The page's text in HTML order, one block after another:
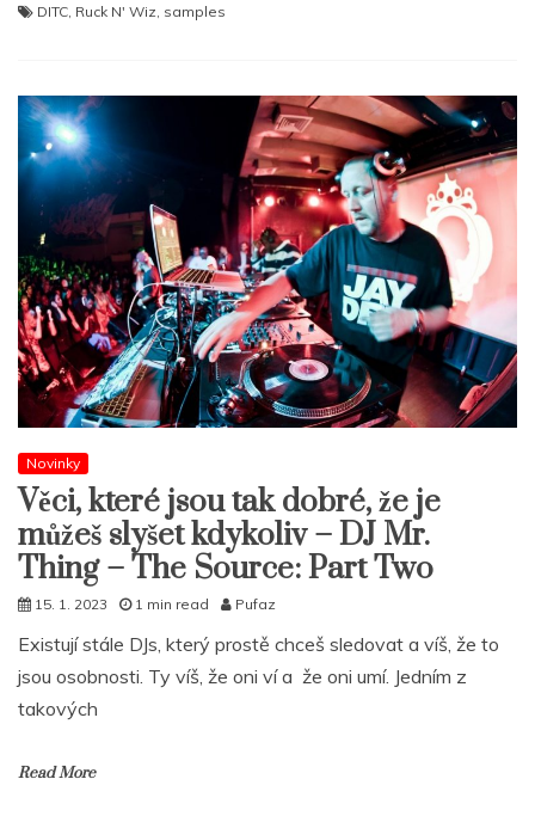
DITC Ruck N' Wiz samples
Novinky
Věci, které jsou tak dobré, že je
můžeš slyšet kdykoliv – DJ Mr.
Thing – The Source: Part Two
15. 1. 2023 1 min read Pufaz
Existují stále DJs, který prostě chceš sledovat a víš, že to
jsou osobnosti. Ty víš, že oni ví a že oni umí. Jedním z
takových
Read More